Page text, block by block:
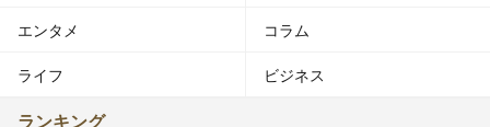
エンタメ コラム
ライフ ビジネス
ランキング